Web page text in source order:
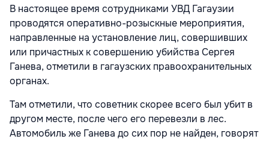
В настоящее время сотрудниками УВД Гагаузии
проводятся оперативно-розыскные мероприятия,
направленные на установление лиц, совершивших
или причастных к совершению убийства Сергея
Ганева, отметили в гагаузских правоохранительных
органах.
Там отметили, что советник скорее всего был убит в
другом месте, после чего его перевезли в лес.
Автомобиль же Ганева до сих пор не найден, говорят